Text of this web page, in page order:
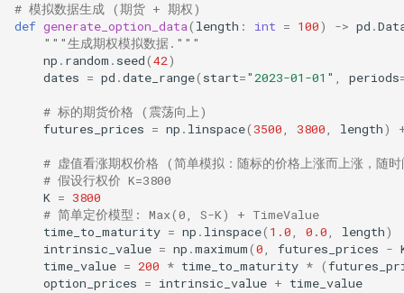
# 模拟数据生成 (期货 + 期权)
def generate_option_data( length : int = 100) -> pd .
"""生成期权模拟数据."""
np . random . seed(42)
dates = pd .date_range( start="2023-01-01" , periods
# 标的期货价格 (震荡向上)
futures_prices = np . linspace( 3500, 3800, length)
# 虚值看涨期权价格 (简单模拟：随标的价格上涨而上涨，随
# 假设行权价 K=3800
K = 3800
# 简单定价模型: Max(0, S-K) + TimeValue
time_to_maturity = np . linspace( 1.0, 0.0, length)
intrinsic_value = np .maximum(0, futures_prices -
time_value = 200 * time_to_maturity * (
option_prices = intrinsic_value + time_value